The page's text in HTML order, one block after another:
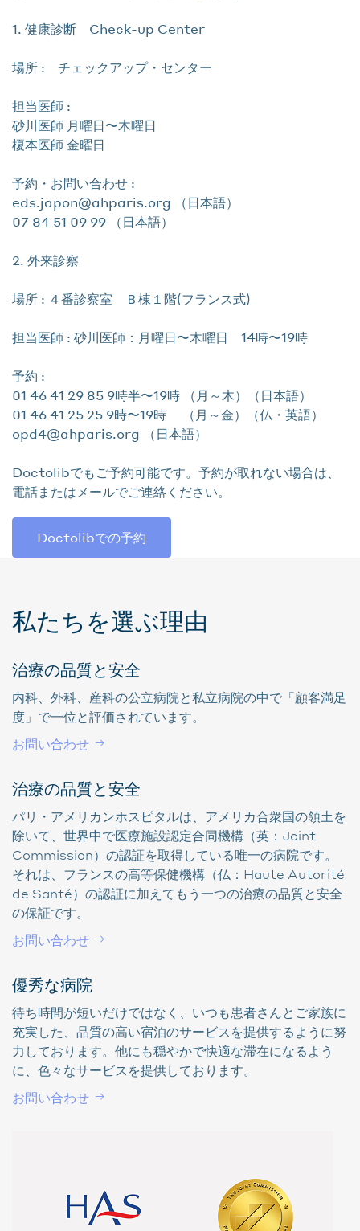
1. 健康診断 Check-up Center
場所 : チェックアップ・センター
担当医師 :
砂川医師 月曜日〜木曜日
榎本医師 金曜日
予約・お問い合わせ :
eds.japon@ahparis.org （日本語）
07 84 51 09 99 （日本語）
2. 外来診察
場所 : ４番診察室 Ｂ棟１階(フランス式)
担当医師 : 砂川医師：月曜日〜木曜日 14時〜19時
予約 :
01 46 41 29 85 9時半〜19時 （月～木）（日本語）
01 46 41 25 25 9時〜19時 （月～金）（仏・英語）
opd4@ahparis.org （日本語）
Doctolibでもご予約可能です。予約が取れない場合は、
電話またはメールでご連絡ください。
Doctolibでの予約
私たちを選ぶ理由
治療の品質と安全
内科、外科、産科の公立病院と私立病院の中で「顧客満足
度」で一位と評価されています。
お問い合わせ
治療の品質と安全
パリ・アメリカンホスピタルは、アメリカ合衆国の領土を
除いて、世界中で医療施設認定合同機構（英：Joint
Commission）の認証を取得している唯一の病院です。
それは、フランスの高等保健機構（仏：Haute Autorité
de Santé）の認証に加えてもう一つの治療の品質と安全
の保証です。
お問い合わせ
優秀な病院
待ち時間が短いだけではなく、いつも患者さんとご家族に
充実した、品質の高い宿泊のサービスを提供するように努
力しております。他にも穏やかで快適な滞在になるよう
に、色々なサービスを提供しております。
お問い合わせ